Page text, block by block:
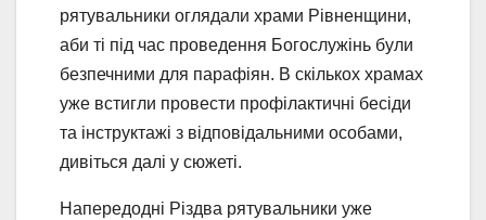
рятувальники оглядали храми Рівненщини,
аби ті під час проведення Богослужінь були
безпечними для парафіян. В скількох храмах
уже встигли провести профілактичні бесіди
та інструктажі з відповідальними особами,
дивіться далі у сюжеті.
Напередодні Різдва рятувальники уже